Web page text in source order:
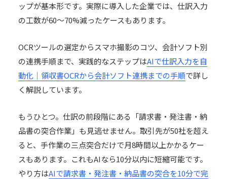
ップが基本形です。実際に導入した企業では、仕訳入力
の工数が60〜70%減ったケースもあります。
OCRツールの選定からスマホ撮影のコツ、会計ソフト別
の連携手順まで、実践的なステップはAIで仕訳入力を自
動化｜領収書OCRから会計ソフト連携までの手順で詳し
く解説しています。
もうひとつ。仕訳の前段階にある「請求書・発注書・納
品書の突合作業」も見逃せません。取引先が50社を超え
ると、手作業の三点突合だけで月8時間以上かかるケー
スもあります。これもAIなら10分以内に短縮可能です。
やり方はAIで請求書・発注書・納品書の突合を10分で完